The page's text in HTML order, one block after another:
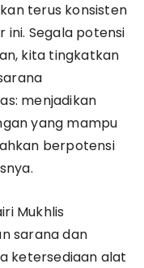
terus konsisten
Segala potensi
kita tingkatkan
menjadikan
yang mampu
berpotensi
Mukhlis
sarana dan
ketersediaan alat